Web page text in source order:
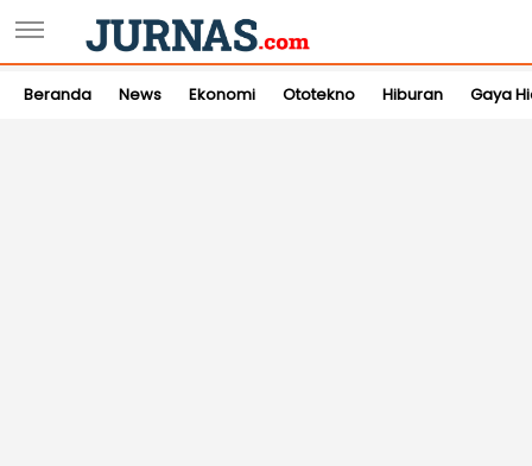
Beranda News Ekonomi Ototekno Hiburan Gaya